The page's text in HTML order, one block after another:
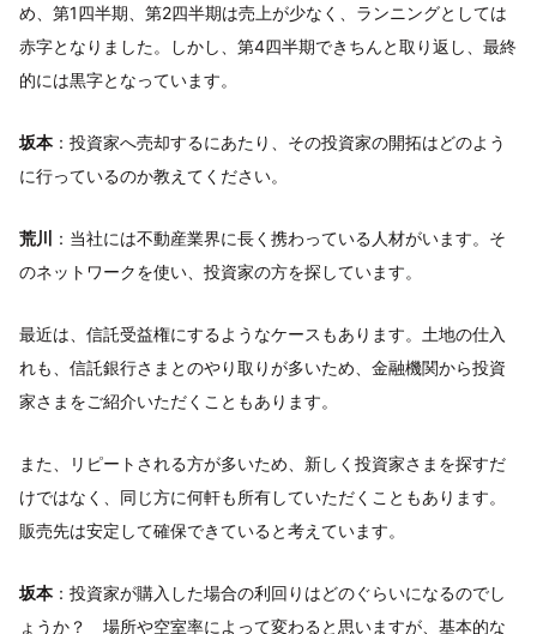
め、第1四半期、第2四半期は売上が少なく、ランニングとしては
赤字となりました。しかし、第4四半期できちんと取り返し、最終
的には黒字となっています。
坂本 ：投資家へ売却するにあたり、その投資家の開拓はどのよう
に行っているのか教えてください。
荒川
：当社には不動産業界に長く携わっている人材がいます。そ
のネットワークを使い、投資家の方を探しています。
最近は、信託受益権にするようなケースもあります。土地の仕入
れも、信託銀行さまとのやり取りが多いため、金融機関から投資
家さまをご紹介いただくこともあります。
また、リピートされる方が多いため、新しく投資家さまを探すだ
けではなく、同じ方に何軒も所有していただくこともあります。
販売先は安定して確保できていると考えています。
坂本 ：投資家が購入した場合の利回りはどのぐらいになるのでし
ょうか？ 場所や空室率によって変わると思いますが、基本的な